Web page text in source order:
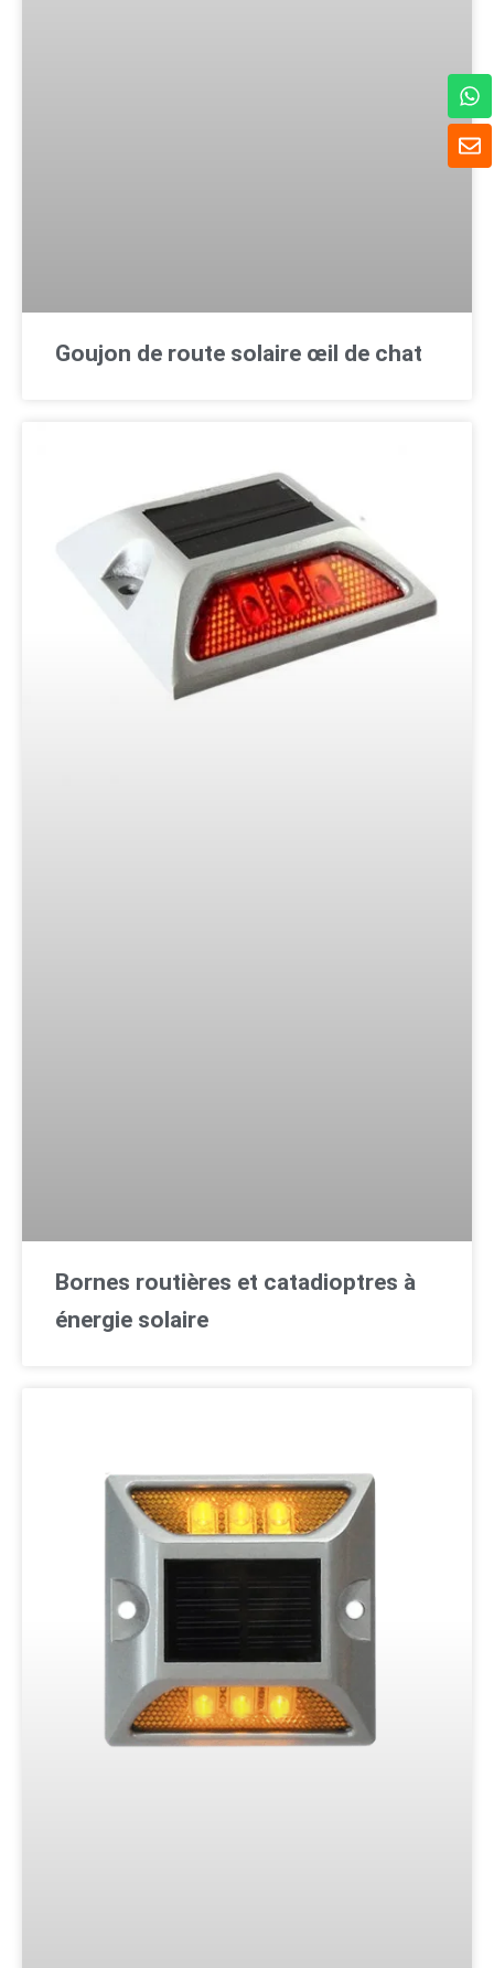
Goujon de route solaire œil de chat
Bornes routières et catadioptres à
énergie solaire
E
n
e
W
h
a
t
s